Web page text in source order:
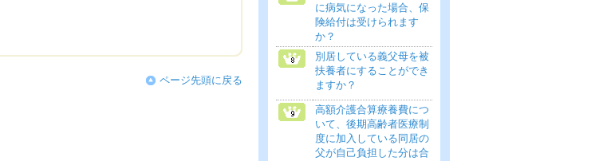
ページ先頭に戻る
に病気になった場合、保
険給付は受けられます
か？
別居している義父母を被
扶養者にすることができ
ますか？
高額介護合算療養費につ
いて、後期高齢者医療制
度に加入している同居の
父が自己負担した分は合